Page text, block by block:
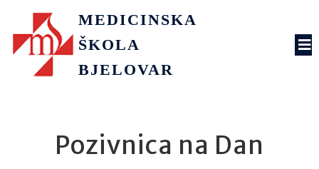
MEDICINSKA
ŠKOLA
BJELOVAR
Pozivnica na Dan